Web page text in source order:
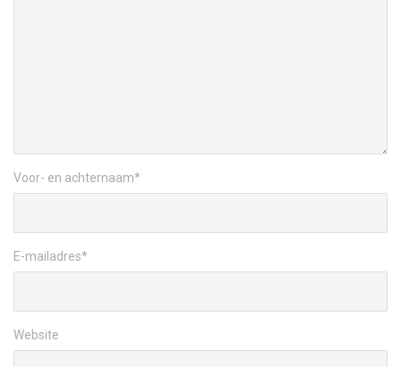
Voor- en achternaam*
E-mailadres*
Website